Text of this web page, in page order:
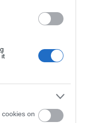
it
on
και σε κάθε μορφής
με αριθμό 3979/2025
το σκέλος που
των διατάξεων
λόγους και όχι για
όλοι οι
ότι εφεξής
καταστήματος